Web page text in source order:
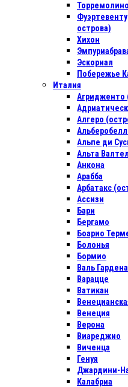
острова)
Хихон
Эскориал
Побережье
Италия
Агридженто
Алгеро
Альпе ди
Альта
Анкона
Арабба
Арбатакс
Ассизи
Бари
Бергамо
Боарио
Болонья
Бормио
Валь Гардена
Варацце
Ватикан
Венеция
Верона
Виареджио
Виченца
Генуя
Джардини-
Калабриа